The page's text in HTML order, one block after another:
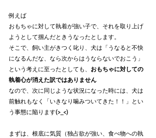
例えば
おもちゃに対して執着が強い子で、それを取り上げ
ようとして掴んだときうなったとします。
そこで、飼い主がきつく叱り、犬は「うなると不快
になるんだな、なら次からはうならないでおこう」
という考えに至ったとしても、 おもちゃに対しての
執着心が消えた訳ではありません
なので、次に同じような状況になった時には、犬は
前触れもなく「いきなり噛みついてきた！！」とい
う事態に陥ります(>_<)
まずは、根底に気質（独占欲が強い、食べ物への執